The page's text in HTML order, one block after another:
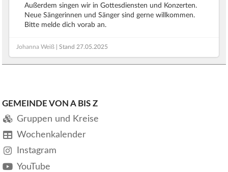
Außerdem singen wir in Gottesdiensten und Konzerten.
Neue Sängerinnen und Sänger sind gerne willkommen.
Bitte melde dich vorab an.
Johanna Weiß | Stand 27.05.2025
GEMEINDE VON A BIS Z
Gruppen und Kreise
Wochenkalender
Instagram
YouTube